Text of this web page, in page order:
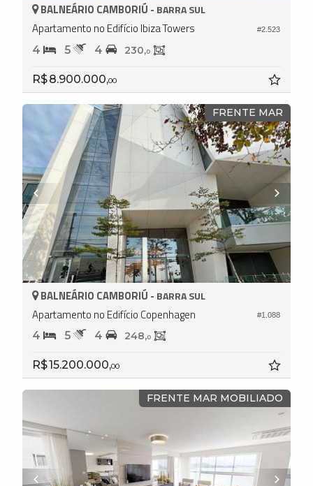
#2.523
BALNEÁRIO CAMBORIÚ - BARRA SUL
Apartamento no Edifício Ibiza Towers
4 5 4 230,0
R$ 8.900.000,00
FRENTE MAR
#1.088
BALNEÁRIO CAMBORIÚ - BARRA SUL
Apartamento no Edifício Copenhagen
4 5 4 248,0
R$ 15.200.000,00
FRENTE MAR MOBILIADO